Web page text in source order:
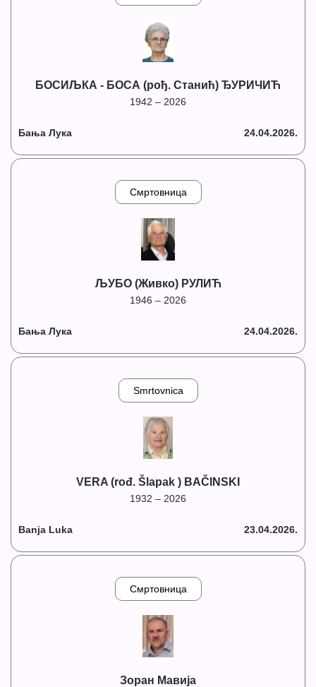
БОСИЉКА - БОСА (рођ. Станић) ЂУРИЧИЋ
1942 – 2026
Бања Лука 24.04.2026.
Смртовница
ЉУБО (Живко) РУЛИЋ
1946 – 2026
Бања Лука 24.04.2026.
Smrtovnica
VERA (rođ. Šlapak ) BAČINSKI
1932 – 2026
Banja Luka 23.04.2026.
Смртовница
Зоран Мавија